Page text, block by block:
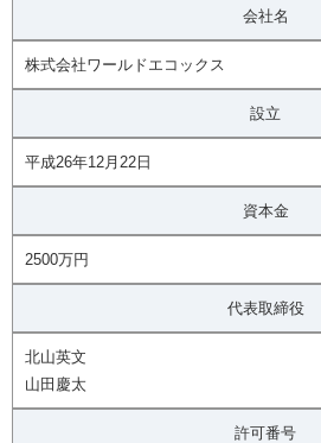
会社名
株式会社ワールドエコックス
設立
平成26年12月22日
資本金
2500万円
代表取締役
北山英文
山田慶太
許可番号